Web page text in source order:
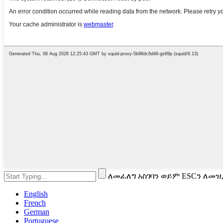
ለመፈለግ አስገባን ወይም ESCን
English
French
German
Portuguese